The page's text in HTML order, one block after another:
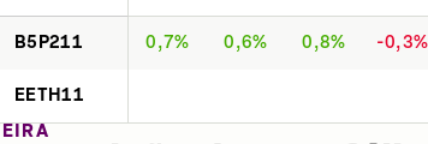
B5P211 0,7% 0,6% 0,8% -0,3%
EETH11